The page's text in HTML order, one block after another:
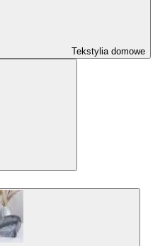
Tekstylia domowe